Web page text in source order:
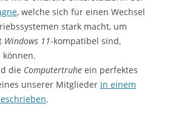
, welche sich für einen Wechsel
stark macht, um
Windows 11-kompatibel sind,
die Computertruhe ein perfektes
unserer Mitglieder in einem
.